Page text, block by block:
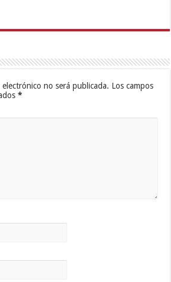
no será publicada. Los campos
*